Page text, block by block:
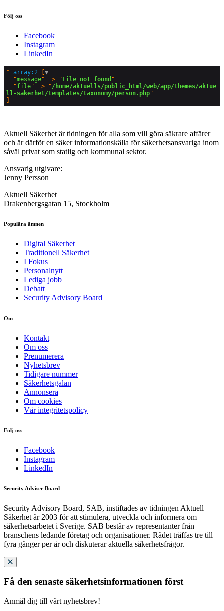
Följ oss
Facebook
Instagram
LinkedIn
^ array:2 [▼
  "
message" => "File not found "
  "
file" => "/home/aktuells/public_html/web/app/themes/aktue
ll-sakerhet/templates/taxonomy/person.php
Aktuell Säkerhet är tidningen för alla som vill göra säkrare affärer
och är därför en säker informationskälla för säkerhets­ansvariga inom
såväl privat som statlig och kommunal sektor.
Ansvarig utgivare:
Jenny Persson
Aktuell Säkerhet
Drakenbergsgatan 15, Stockholm
Populära ämnen
Digital Säkerhet
Traditionell Säkerhet
I Fokus
Personalnytt
Lediga jobb
Debatt
Security Advisory Board
Om
Kontakt
Om oss
Prenumerera
Nyhetsbrev
Tidigare nummer
Säkerhetsgalan
Annonsera
Om cookies
Vår integritetspolicy
Följ oss
Facebook
Instagram
LinkedIn
Security Adviser Board
Security Advisory Board, SAB, instiftades av tidningen Aktuell
Säkerhet år 2003 för att stimulera, utveckla och informera om
säkerhetsarbetet i Sverige. SAB består av representanter från
branschens ledande företag och organisationer. Rådet träffas tre till
fyra gånger per år och diskuterar aktuella säkerhetsfrågor.
Få den senaste säkerhetsinformationen först
Anmäl dig till vårt nyhetsbrev!